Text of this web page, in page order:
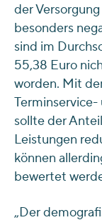
der
besonders
sind im
55,38 Euro
worden. Mit
Terminservice-
sollte der
Leistungen
können
bewertet
„Der